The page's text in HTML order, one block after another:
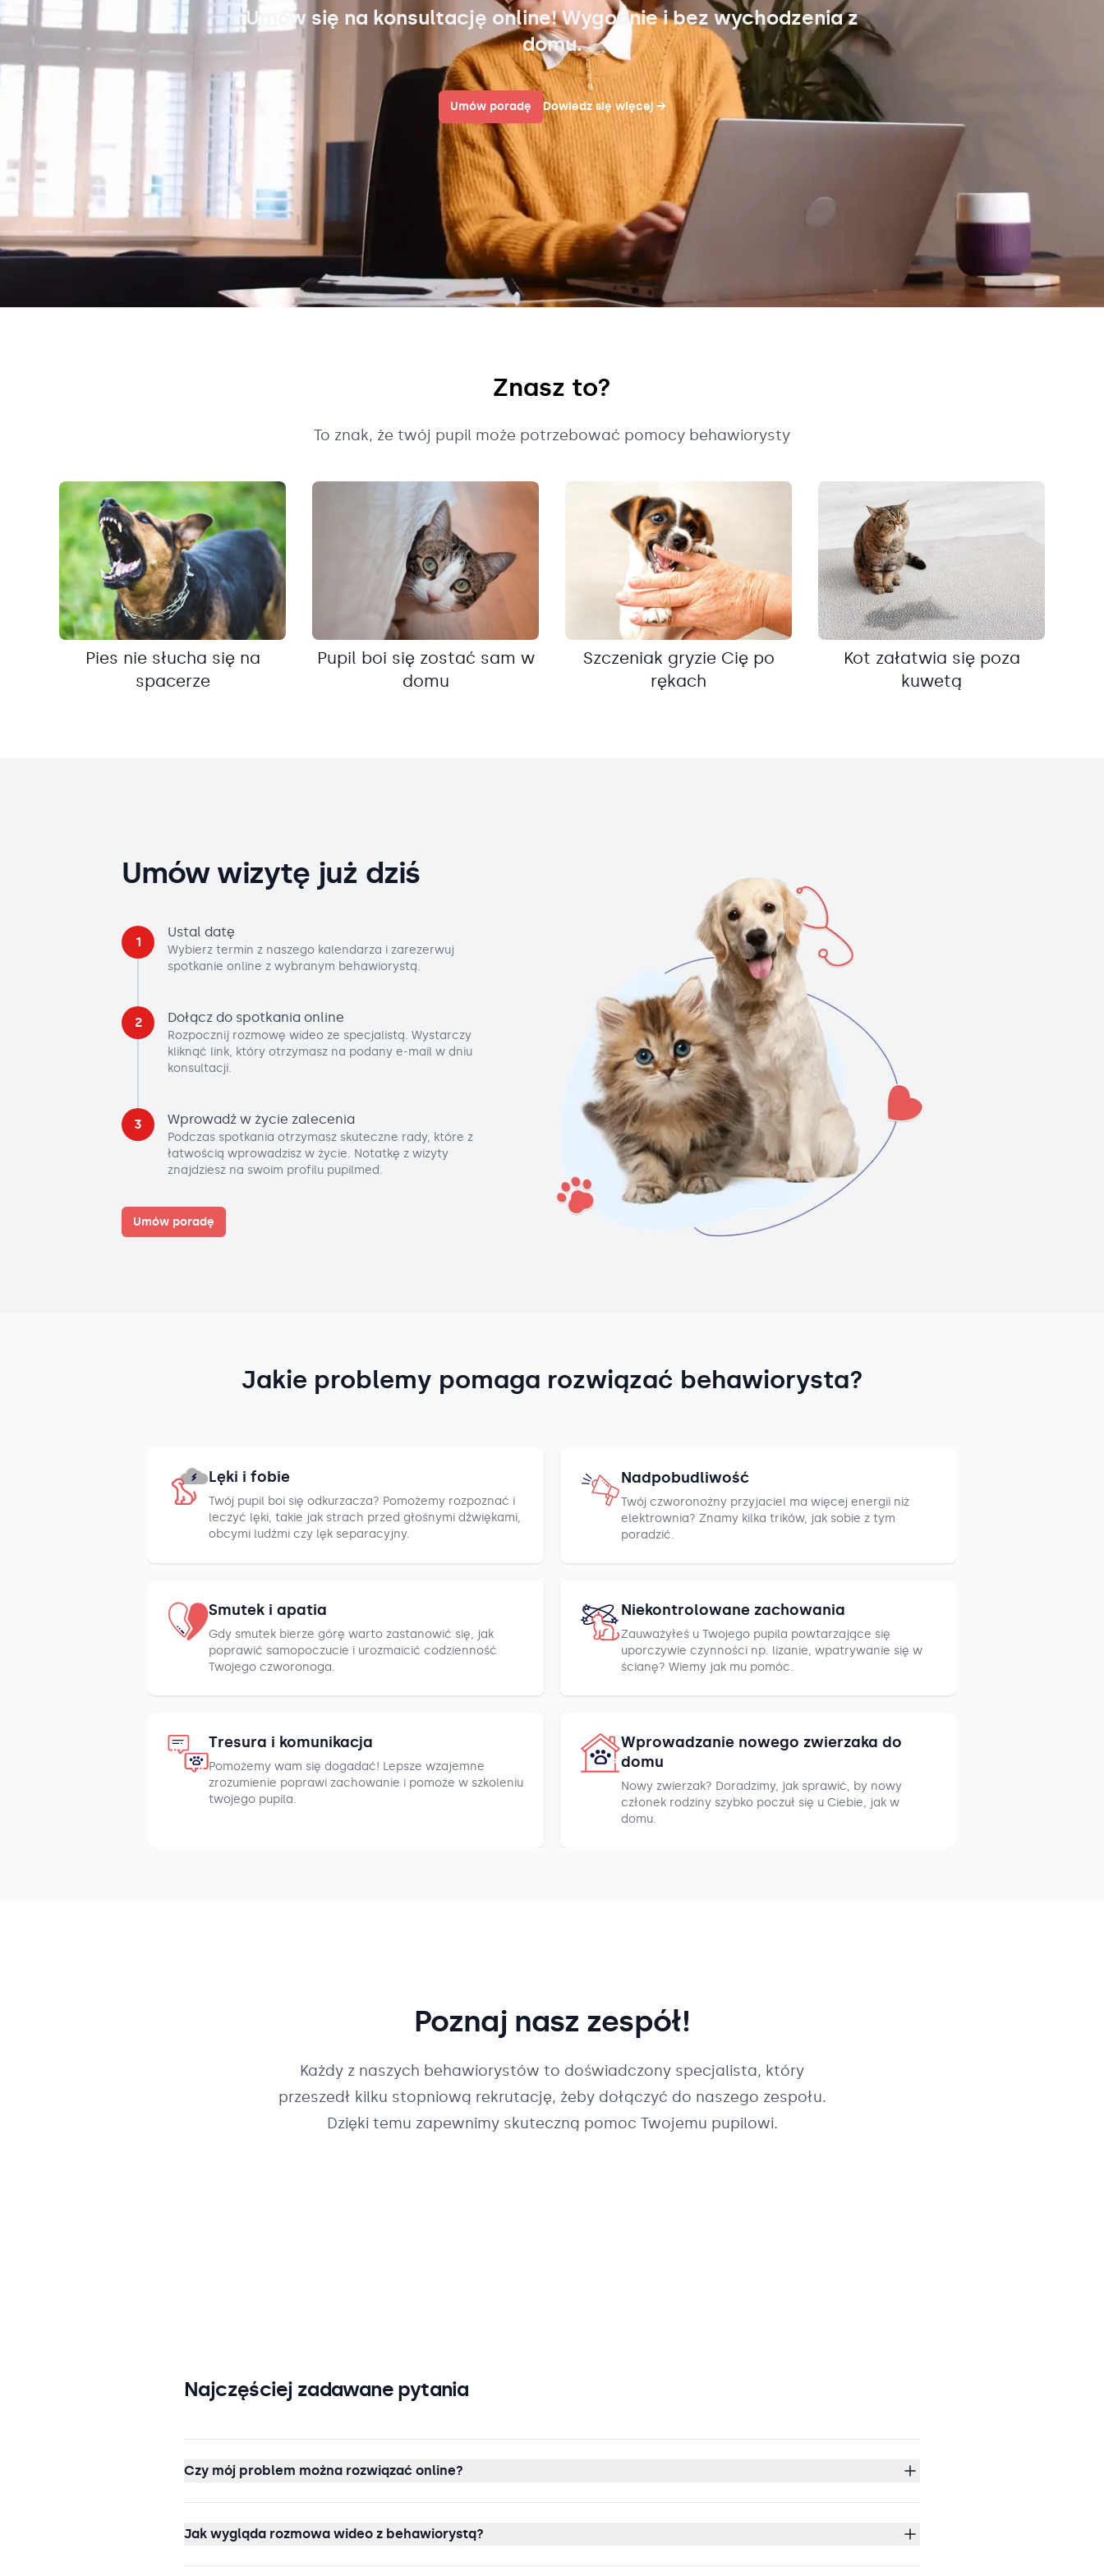
Umów się na konsultację online! Wygodnie i bez wychodzenia z
domu.
Umów poradę Dowiedz się więcej →
Znasz to?
To znak, że twój pupil może potrzebować pomocy behawiorysty
Pies nie słucha się na
spacerze
Pupil boi się zostać sam w
domu
Szczeniak gryzie Cię po
rękach
Kot załatwia się poza
kuwetą
Umów wizytę już dziś
1
Ustal datę
Wybierz termin z naszego kalendarza i zarezerwuj
spotkanie online z wybranym behawiorystą.
2 Dołącz do spotkania online
Rozpocznij rozmowę wideo ze specjalistą. Wystarczy
kliknąć link, który otrzymasz na podany e-mail w dniu
konsultacji.
3 Wprowadź w życie zalecenia
Podczas spotkania otrzymasz skuteczne rady, które z
łatwością wprowadzisz w życie. Notatkę z wizyty
znajdziesz na swoim profilu pupilmed.
Umów poradę
Jakie problemy pomaga rozwiązać behawiorysta?
Lęki i fobie
Twój pupil boi się odkurzacza? Pomożemy rozpoznać i
leczyć lęki, takie jak strach przed głośnymi dźwiękami,
obcymi ludźmi czy lęk separacyjny.
Nadpobudliwość
Twój czworonożny przyjaciel ma więcej energii niż
elektrownia? Znamy kilka trików, jak sobie z tym
poradzić.
Smutek i apatia
Gdy smutek bierze górę warto zastanowić się, jak
poprawić samopoczucie i urozmaicić codzienność
Twojego czworonoga.
Niekontrolowane zachowania
Zauważyłeś u Twojego pupila powtarzające się
uporczywie czynności np. lizanie, wpatrywanie się w
ścianę? Wiemy jak mu pomóc.
Tresura i komunikacja
Pomożemy wam się dogadać! Lepsze wzajemne
zrozumienie poprawi zachowanie i pomoże w szkoleniu
twojego pupila.
Wprowadzanie nowego zwierzaka do
domu
Nowy zwierzak? Doradzimy, jak sprawić, by nowy
członek rodziny szybko poczuł się u Ciebie, jak w
domu.
Poznaj nasz zespół!
Każdy z naszych behawiorystów to doświadczony specjalista, który
przeszedł kilku stopniową rekrutację, żeby dołączyć do naszego zespołu.
Dzięki temu zapewnimy skuteczną pomoc Twojemu pupilowi.
Najczęściej zadawane pytania
Czy mój problem można rozwiązać online?
Jak wygląda rozmowa wideo z behawiorystą?